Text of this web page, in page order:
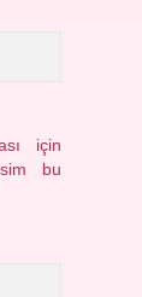
için
bu